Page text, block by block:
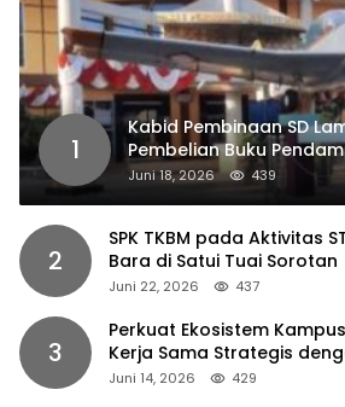
1
Kabid Pembinaan SD
Pembelian Buku
Dipaksakan
Juni 18, 2026 439
2
SPK TKBM pada Aktivitas
Bara di Satui Tuai Sorotan
Juni 22, 2026 437
3
Perkuat Ekosistem
Kerja Sama Strategis
Juni 14, 2026 429